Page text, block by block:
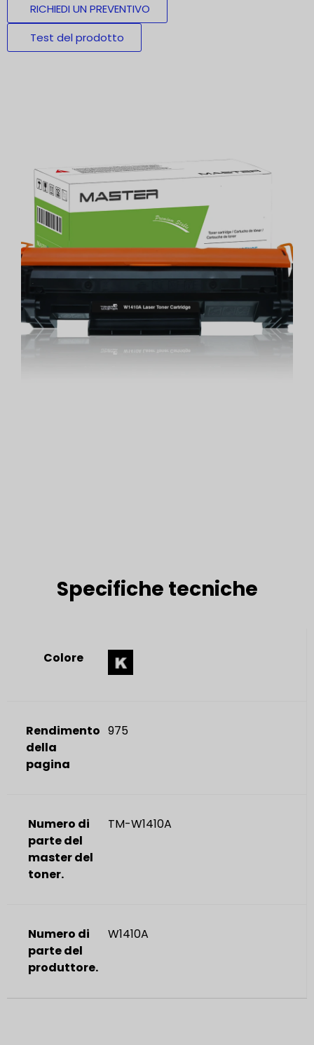
RICHIEDI UN PREVENTIVO
Test del prodotto
Specifiche tecniche
Colore
Rendimento
della
pagina
975
Numero di
parte del
master del
toner.
TM-W1410A
Numero di
parte del
produttore.
W1410A